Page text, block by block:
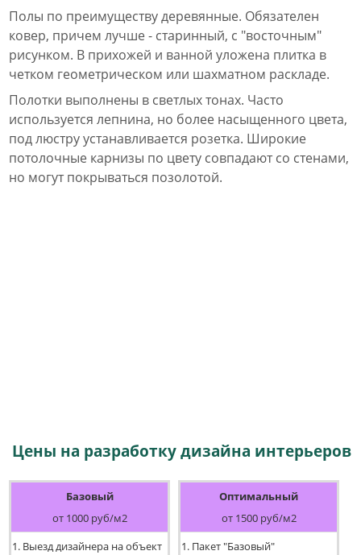
Полы по преимуществу деревянные. Обязателен
ковер, причем лучше - старинный, с "восточным"
рисунком. В прихожей и ванной уложена плитка в
четком геометрическом или шахматном раскладе.
Полотки выполнены в светлых тонах. Часто
используется лепнина, но более насыщенного цвета,
под люстру устанавливается розетка. Широкие
потолочные карнизы по цвету совпадают со стенами,
но могут покрываться позолотой.
Цены на разработку дизайна интерьеров
Базовый
от 1000 руб/м2
1. Выезд дизайнера на объект
Оптимальный
от 1500 руб/м2
1. Пакет "Базовый"